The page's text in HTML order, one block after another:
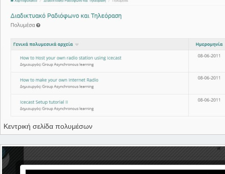
Κεντρική σελίδα πολυμέσων